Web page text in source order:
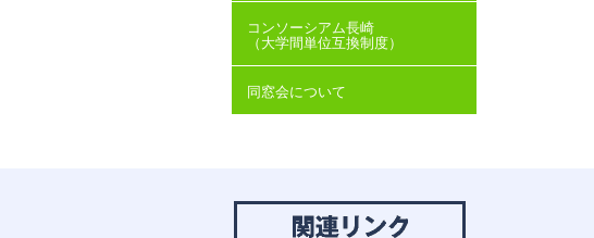
コンソーシアム長崎
（大学間単位互換制度）
同窓会について